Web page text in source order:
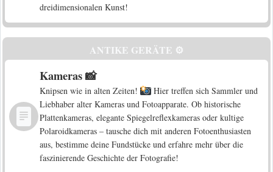
dreidimensionalen Kunst!
ANTIKE GERÄTE ⚙️
Kameras 📸
Knipsen wie in alten Zeiten!
Hier treffen sich Sammler und
Liebhaber alter Kameras und Fotoapparate. Ob historische
Plattenkameras, elegante Spiegelreflexkameras oder kultige
Polaroidkameras – tausche dich mit anderen Fotoenthusiasten
aus, bestimme deine Fundstücke und erfahre mehr über die
faszinierende Geschichte der Fotografie!